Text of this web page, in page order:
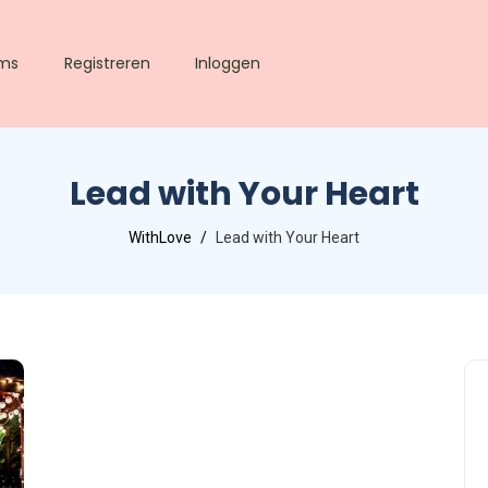
Registreren Inloggen
Lead with Your Heart
WithLove Lead with Your Heart